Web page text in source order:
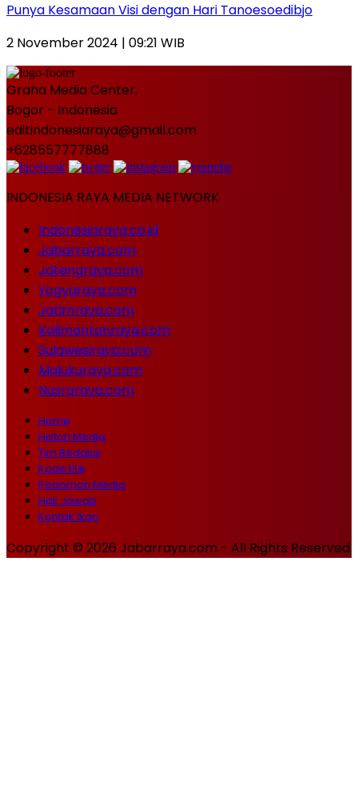
Punya Kesamaan Visi dengan Hari Tanoesoedibjo
2 November 2024 | 09:21 WIB
Graha Media Center,
Bogor - Indonesia
editindonesiaraya@gmail.com
+628557777888
INDONESIA RAYA MEDIA NETWORK
Indonesiaraya.co.id
Jabarraya.com
Jatengraya.com
Yogyaraya.com
Jatimraya.com
Kalimantanraya.com
Sulawesiraya.com
Malukuraya.com
Nusraraya.com
Home
Histori Media
Tim Redaksi
Kode Etik
Pedoman Media
Hak Jawab
Kontak Ikan
Copyright © 2026 Jabarraya.com - All Rights Reserved